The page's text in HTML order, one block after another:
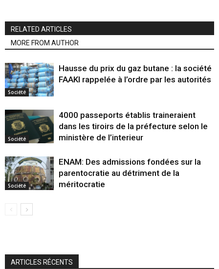
RELATED ARTICLES
MORE FROM AUTHOR
Société
Hausse du prix du gaz butane : la société
FAAKI rappelée à l’ordre par les autorités
Société
4000 passeports établis traineraient
dans les tiroirs de la préfecture selon le
ministère de l’interieur
Société
ENAM: Des admissions fondées sur la
parentocratie au détriment de la
méritocratie
ARTICLES RÉCENTS